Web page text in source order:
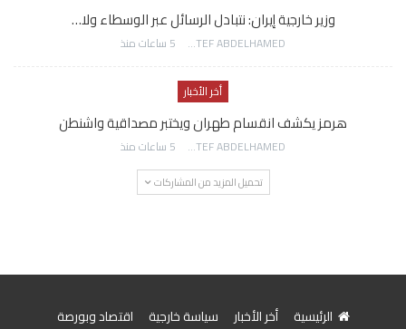
وزير خارجية إيران: نتبادل الرسائل عبر الوسطاء ولا…
AWATEF ABDELHAMED 5 ساعات منذ
أخر الأخبار
هرمز يكشف انقسام طهران ويختبر مصداقية واشنطن
AWATEF ABDELHAMED 5 ساعات منذ
تحميل المزيد من المشاركات
الرئيسية أخر الأخبار سياسة خارجية اقتصاد وبورصة